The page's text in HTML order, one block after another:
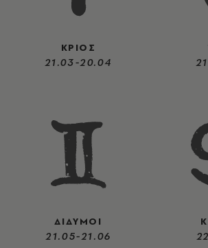
ΚΡΙΟΣ
21.03-20.04
ΔΙΔΥΜΟΙ
21.05-21.06